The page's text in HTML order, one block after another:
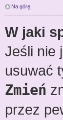
Na górę
W jaki
Jeśli nie
usuwać
Zmień
przez